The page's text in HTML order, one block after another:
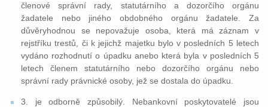
členové správní rady, statutárního a dozorčího orgánu
žadatele nebo jiného obdobného orgánu žadatele. Za
důvěryhodnou se nepovažuje osoba, která má záznam v
rejstříku trestů, či k jejichž majetku bylo v posledních 5 letech
vydáno rozhodnutí o úpadku anebo která byla v posledních 5
letech členem statutárního nebo dozorčího orgánu nebo
správní rady právnické osoby, jež se dostala do úpadku.
3. je odborně způsobilý. Nebankovní poskytovatelé jsou